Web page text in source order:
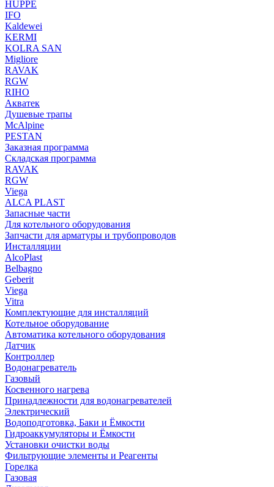
HUPPE
IFO
Kaldewei
KERMI
KOLRA SAN
Migliore
RAVAK
RGW
RIHO
Акватек
Душевые трапы
McAlpine
PESTAN
Заказная программа
Складская программа
RAVAK
RGW
Viega
АLCA PLAST
Запасные части
Для котельного оборудования
Запчасти для арматуры и трубопроводов
Инсталляции
AlcoPlast
Belbagno
Geberit
Viega
Vitra
Комплектующие для инсталляций
Котельное оборудование
Автоматика котельного оборудования
Датчик
Контроллер
Водонагреватель
Газовый
Косвенного нагрева
Принадлежности для водонагревателей
Электрический
Водоподготовка, Баки и Ёмкости
Гидроаккумуляторы и Ёмкости
Установки очистки воды
Фильтрующие элементы и Реагенты
Горелка
Газовая